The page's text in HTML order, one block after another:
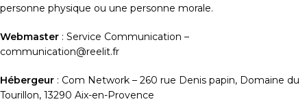
personne physique ou une personne morale.
Webmaster : Service Communication –
communication@reelit.fr
Hébergeur : Com Network – 260 rue Denis papin, Domaine du
Tourillon, 13290 Aix-en-Provence